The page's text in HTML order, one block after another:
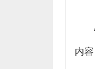
“
内